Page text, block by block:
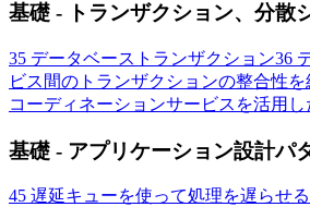
基礎 - トランザクション、分散
35 データベーストランザクション36
ビス間のトランザクションの整合性を
コーディネーションサービスを活用
基礎 - アプリケーション設計パ
45 遅延キューを使って処理を遅らせる